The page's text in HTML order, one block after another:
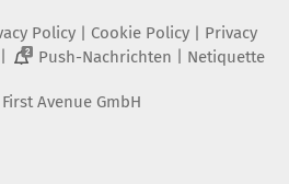
Policy| Cookie Policy| Privacy
2 Push-Nachrichten Netiquette
First Avenue GmbH